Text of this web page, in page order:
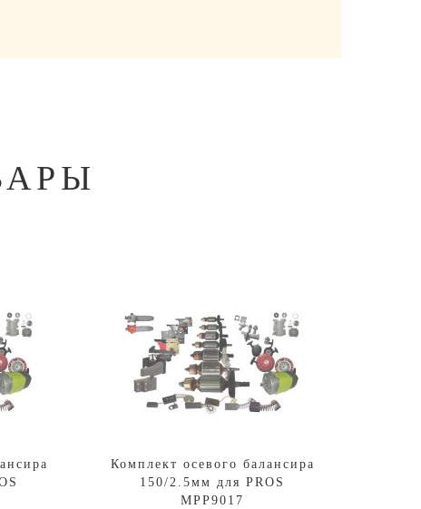
Комплект осевого балансира
150/2.5мм для PROS
MPP9017